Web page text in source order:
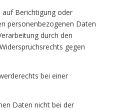
auf Berichtigung oder
personenbezogenen Daten
durch den
gegen
bei einer
Daten nicht bei der